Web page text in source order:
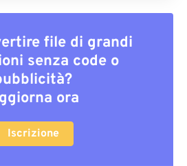
file di grandi
senza code o
ora
Iscrizione